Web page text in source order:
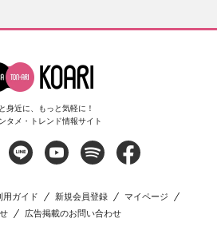
身近に、もっと気軽に！
タメ・トレンド情報サイト
用ガイド 新規会員登録
マイページ
広告掲載のお問い合わせ